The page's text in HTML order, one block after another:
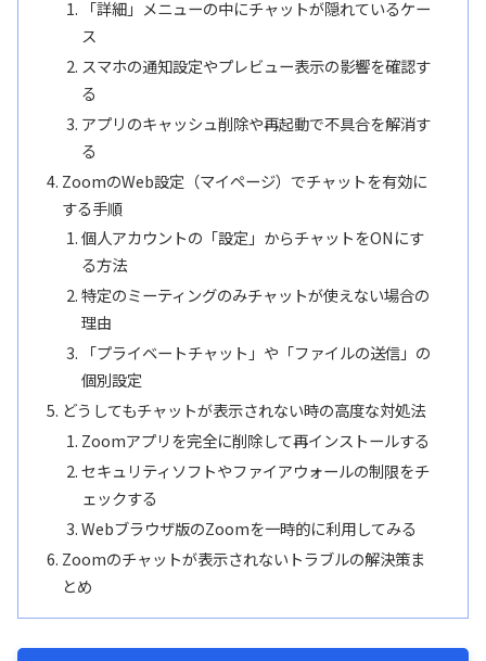
「詳細」メニューの中にチャットが隠れているケー
ス
スマホの通知設定やプレビュー表示の影響を確認す
る
アプリのキャッシュ削除や再起動で不具合を解消す
る
ZoomのWeb設定（マイページ）でチャットを有効に
する手順
個人アカウントの「設定」からチャットをONにす
る方法
特定のミーティングのみチャットが使えない場合の
理由
「プライベートチャット」や「ファイルの送信」の
個別設定
どうしてもチャットが表示されない時の高度な対処法
Zoomアプリを完全に削除して再インストールする
セキュリティソフトやファイアウォールの制限をチ
ェックする
Webブラウザ版のZoomを一時的に利用してみる
Zoomのチャットが表示されないトラブルの解決策ま
とめ